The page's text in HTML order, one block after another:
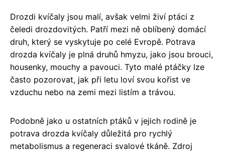
Drozdi kvíčaly jsou malí, avšak velmi živí ptáci z
čeledi drozdovitých. Patří mezi ně oblíbený domácí
druh, který se vyskytuje po celé Evropě. Potrava
drozda kvíčaly je plná druhů hmyzu, jako jsou brouci,
housenky, mouchy a pavouci. Tyto malé ptáčky lze
často pozorovat, jak při letu loví svou kořist ve
vzduchu nebo na zemi mezi listím a trávou.
Podobně jako u ostatních ptáků v jejich rodině je
potrava drozda kvíčaly důležitá pro rychlý
metabolismus a regeneraci svalové tkáně. Zdroj